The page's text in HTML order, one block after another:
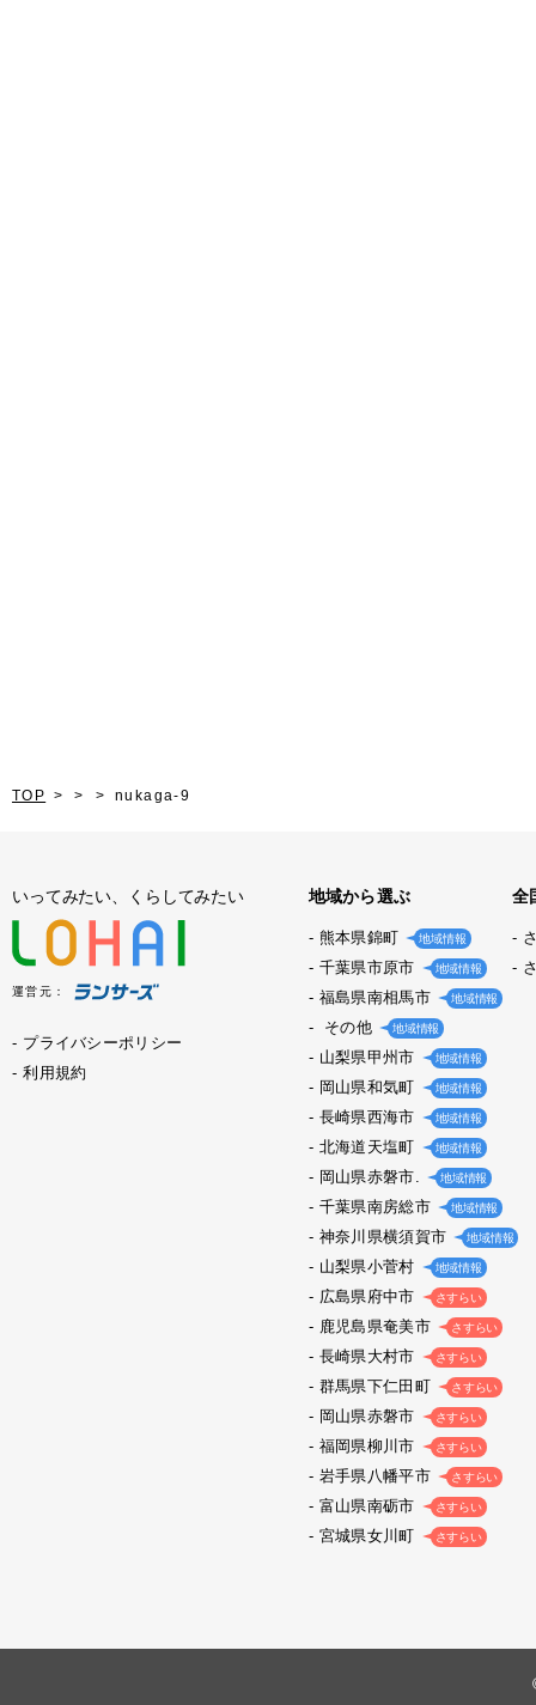
TOP nukaga-9
いってみたい、くらしてみたい
運営元：
プライバシーポリシー
利用規約
地域から選ぶ
熊本県錦町 地域情報
千葉県市原市 地域情報
福島県南相馬市 地域情報
その他 地域情報
山梨県甲州市 地域情報
岡山県和気町 地域情報
長崎県西海市 地域情報
北海道天塩町 地域情報
岡山県赤磐市. 地域情報
千葉県南房総市 地域情報
神奈川県横須賀市 地域情報
山梨県小菅村 地域情報
広島県府中市 さすらい
鹿児島県奄美市 さすらい
長崎県大村市 さすらい
群馬県下仁田町 さすらい
岡山県赤磐市 さすらい
福岡県柳川市 さすらい
岩手県八幡平市 さすらい
富山県南砺市 さすらい
宮城県女川町 さすらい
全